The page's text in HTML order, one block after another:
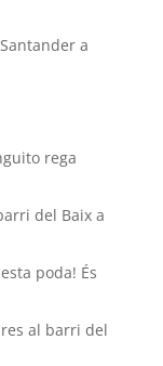
a
rega
del Baix a
poda! És
al barri del